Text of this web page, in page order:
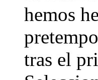
hemos
tras el